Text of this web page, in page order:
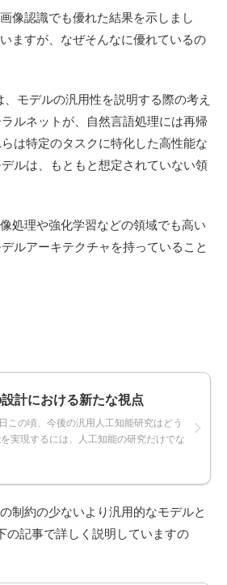
像認識でも優れた結果を示しまし
ますが、なぜそんなに優れているの
モデルの汎用性を説明する際の考え
ルネットが、自然言語処理には再帰
は特定のタスクに特化した高性能な
ルは、もともと想定されていない領
処理や強化学習などの領域でも高い
ルアーキテクチャを持っていること
計における新たな視点
この頃、今後の汎用人工知能研究はどう
実現するには、人工知能の研究だけでな
制約の少ないより汎用的なモデルと
記事で詳しく説明していますの